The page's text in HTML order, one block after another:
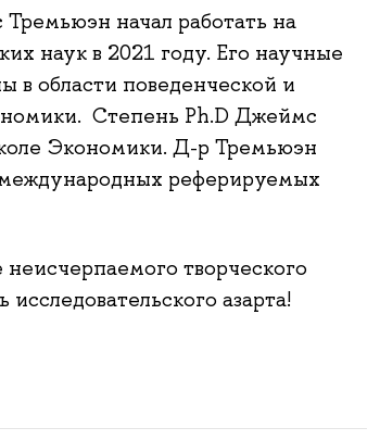
начал работать на
наук в 2021 году. Его научные
в области поведенческой и
Степень Ph.D Джеймс
Экономики. Д-р Тремьюэн
реферируемых
творческого
азарта!